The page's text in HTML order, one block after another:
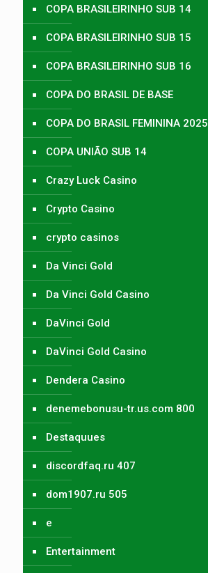
COPA BRASILEIRINHO SUB 14
COPA BRASILEIRINHO SUB 15
COPA BRASILEIRINHO SUB 16
COPA DO BRASIL DE BASE
COPA DO BRASIL FEMININA 2025
COPA UNIÃO SUB 14
Crazy Luck Casino
Crypto Casino
crypto casinos
Da Vinci Gold
Da Vinci Gold Casino
DaVinci Gold
DaVinci Gold Casino
Dendera Casino
denemebonusu-tr.us.com 800
Destaquues
discordfaq.ru 407
dom1907.ru 505
e
Entertainment